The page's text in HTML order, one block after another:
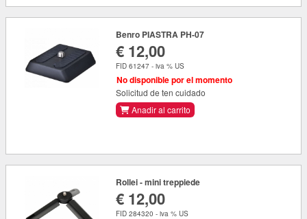
Benro PIASTRA PH-07
€ 12,00
FID 61247 - iva % US
No disponible por el momento
Solicitud de ten cuidado
Anadir al carrito
Rollei - mini treppiede
€ 12,00
FID 284320 - iva % US